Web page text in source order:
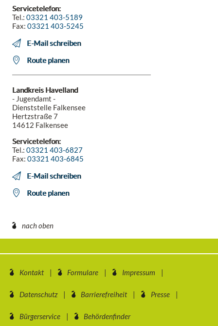
Servicetelefon:
Tel.:03321 403-5189
Fax:03321 403-5245
E-Mail schreiben
Route planen
Landkreis Havelland
- Jugendamt -
Dienststelle Falkensee
Hertzstraße 7
14612 Falkensee
Servicetelefon:
Tel.:03321 403-6827
Fax:03321 403-6845
E-Mail schreiben
Route planen
nach oben
Kontakt Formulare Impressum
Datenschutz Barrierefreiheit Presse
Bürgerservice Behördenfinder